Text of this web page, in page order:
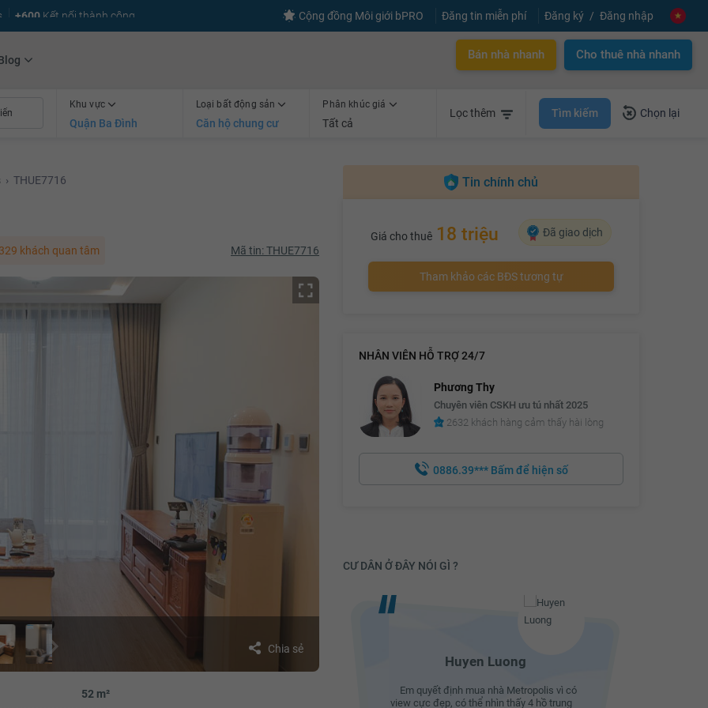
+600 Kết nối thành công Cộng đồng Môi giới bPRO Đăng tin miễn phí Đăng ký Đăng nhập
Bán nhà nhanh Cho thuê nhà nhanh
Khu vực
Quận Ba Đình
Loại bất động sản
Căn hộ chung cư
Phân khúc giá
Tất cả
Lọc thêm Tìm kiếm Chọn lại
› THUE7716
khách quan tâm Mã tin: THUE7716
Chia sẻ
52 m²
Tin chính chủ
Giá cho thuê 18 triệu Đã giao dịch
Tham khảo các BĐS tương tự
NHÂN VIÊN HỖ TRỢ 24/7
Phương Thy
Chuyên viên CSKH ưu tú nhất 2025
2632 khách hàng cảm thấy hài lòng
0886.39*** Bấm để hiện số
CƯ DÂN Ở ĐÂY NÓI GÌ ?
vì có
Huyen Luong Huyen Luong
Em quyết định mua nhà Metropolis vì có
view cực đẹp, có thể nhìn thấy 4 hồ trung